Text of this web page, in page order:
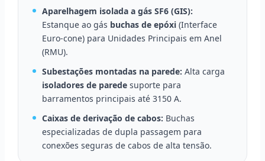
Aparelhagem isolada a gás SF6 (GIS):
Estanque ao gás buchas de epóxi (Interface
Euro-cone) para Unidades Principais em Anel
(RMU).
Subestações montadas na parede: Alta carga
isoladores de parede suporte para
barramentos principais até 3150 A.
Caixas de derivação de cabos: Buchas
especializadas de dupla passagem para
conexões seguras de cabos de alta tensão.